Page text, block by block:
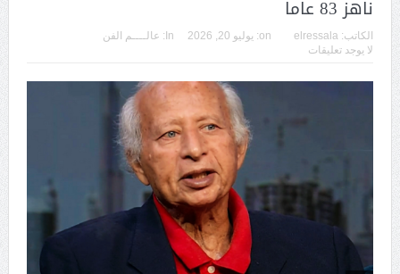
ناهز 83 عاما
الكاتب: elressala
on: يوليو 20, 2026 In: عالــــم الفن
لا يوجد تعليقات